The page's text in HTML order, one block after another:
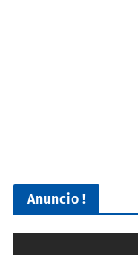
Anuncio !